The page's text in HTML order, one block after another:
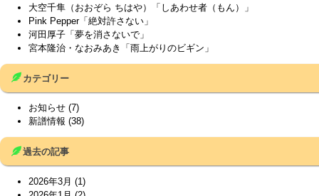
大空千隼（おおぞら ちはや）「しあわせ者（もん）」
Pink Pepper「絶対許さない」
河田厚子「夢を消さないで」
宮本隆治・なおみあき「雨上がりのビギン」
カテゴリー
お知らせ (7)
新譜情報 (38)
過去の記事
2026年3月 (1)